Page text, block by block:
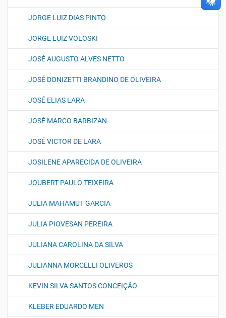
JORGE LUIZ DIAS PINTO
JORGE LUIZ VOLOSKI
JOSÉ AUGUSTO ALVES NETTO
JOSÉ DONIZETTI BRANDINO DE OLIVEIRA
JOSÉ ELIAS LARA
JOSÉ MARCO BARBIZAN
JOSÉ VICTOR DE LARA
JOSILENE APARECIDA DE OLIVEIRA
JOUBERT PAULO TEIXEIRA
JULIA MAHAMUT GARCIA
JULIA PIOVESAN PEREIRA
JULIANA CAROLINA DA SILVA
JULIANNA MORCELLI OLIVEROS
KEVIN SILVA SANTOS CONCEIÇÃO
KLEBER EDUARDO MEN